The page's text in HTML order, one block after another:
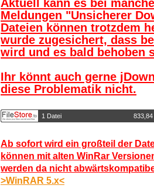
Aktuell kann es bei
Meldungen "Unsicherer
Dateien können trotzdem
wurde zugesichert, dass
wird und es bald behoben
Ihr könnt auch gerne
diese Problematik nicht.
1 Datei 833,84
Ab sofort wird ein großteil der
können mit alten WinRar
werden da nicht
>WinRAR 5.x<